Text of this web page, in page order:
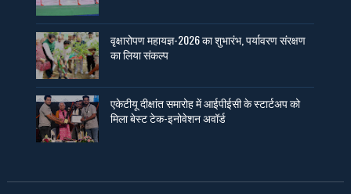
वृक्षारोपण महायज्ञ-2026 का शुभारंभ, पर्यावरण संरक्षण
का लिया संकल्प
एकेटीयू दीक्षांत समारोह में आईपीईसी के स्टार्टअप को
मिला बेस्ट टेक-इनोवेशन अवॉर्ड